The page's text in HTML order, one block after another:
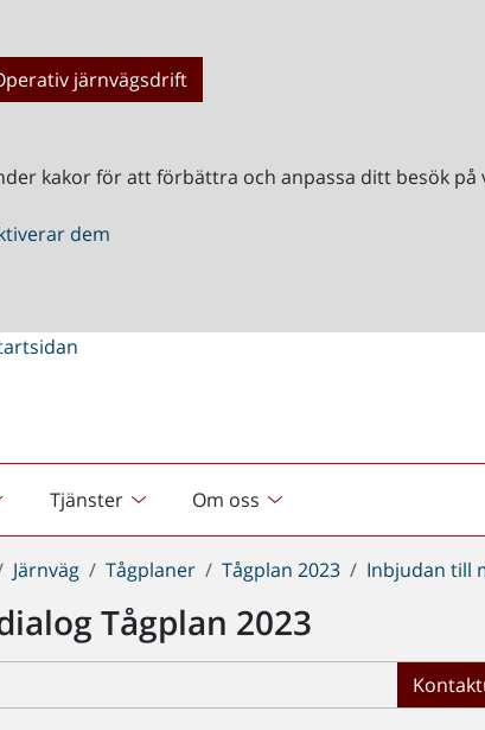
järnvägsdrift
kakor för att förbättra och anpassa ditt besök
dem
Tjänster Om oss
Järnväg Tågplaner Tågplan 2023 Inbjudan till
Tågplan 2023